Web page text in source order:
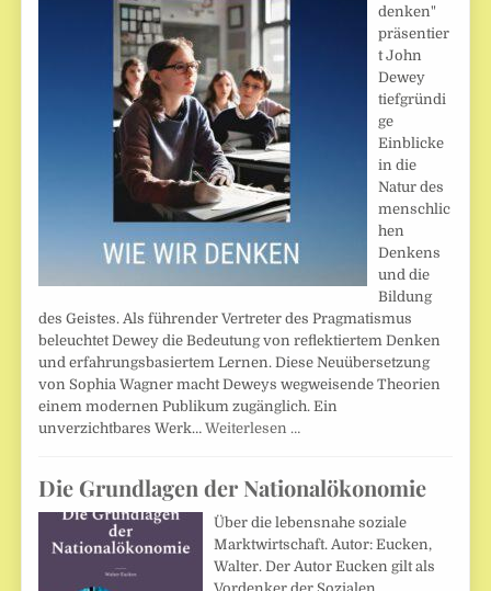
denken"
präsentier
t John
Dewey
tiefgründi
ge
Einblicke
in die
Natur des
menschlic
hen
Denkens
und die
Bildung
des Geistes. Als führender Vertreter des Pragmatismus
beleuchtet Dewey die Bedeutung von reflektiertem Denken
und erfahrungsbasiertem Lernen. Diese Neuübersetzung
von Sophia Wagner macht Deweys wegweisende Theorien
einem modernen Publikum zugänglich. Ein
unverzichtbares Werk…Weiterlesen …
Die Grundlagen der Nationalökonomie
Über die lebensnahe soziale
Marktwirtschaft. Autor: Eucken,
Walter. Der Autor Eucken gilt als